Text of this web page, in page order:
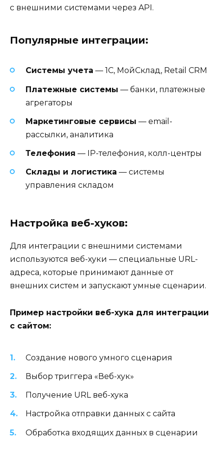
с внешними системами через API.
Популярные интеграции:
Системы учета — 1С, МойСклад, Retail CRM
Платежные системы — банки, платежные
агрегаторы
Маркетинговые сервисы — email-
рассылки, аналитика
Телефония — IP-телефония, колл-центры
Склады и логистика — системы
управления складом
Настройка веб-хуков:
Для интеграции с внешними системами
используются веб-хуки — специальные URL-
адреса, которые принимают данные от
внешних систем и запускают умные сценарии.
Пример настройки веб-хука для интеграции
с сайтом:
Создание нового умного сценария
Выбор триггера «Веб-хук»
Получение URL веб-хука
Настройка отправки данных с сайта
Обработка входящих данных в сценарии